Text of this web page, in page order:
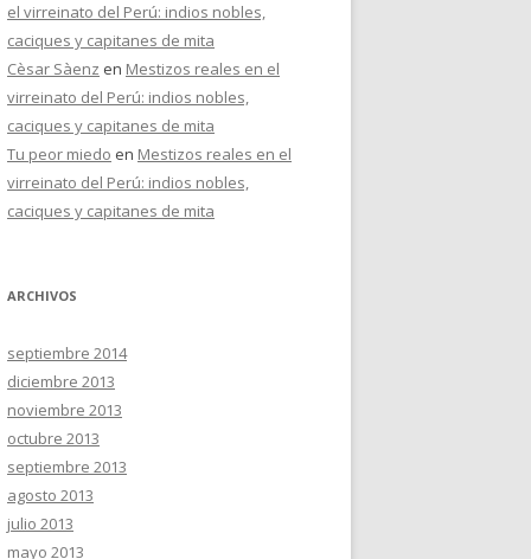
el virreinato del Perú: indios nobles,
caciques y capitanes de mita
Cèsar Sàenz en Mestizos reales en el
virreinato del Perú: indios nobles,
caciques y capitanes de mita
Tu peor miedo en Mestizos reales en el
virreinato del Perú: indios nobles,
caciques y capitanes de mita
ARCHIVOS
septiembre 2014
diciembre 2013
noviembre 2013
octubre 2013
septiembre 2013
agosto 2013
julio 2013
mayo 2013